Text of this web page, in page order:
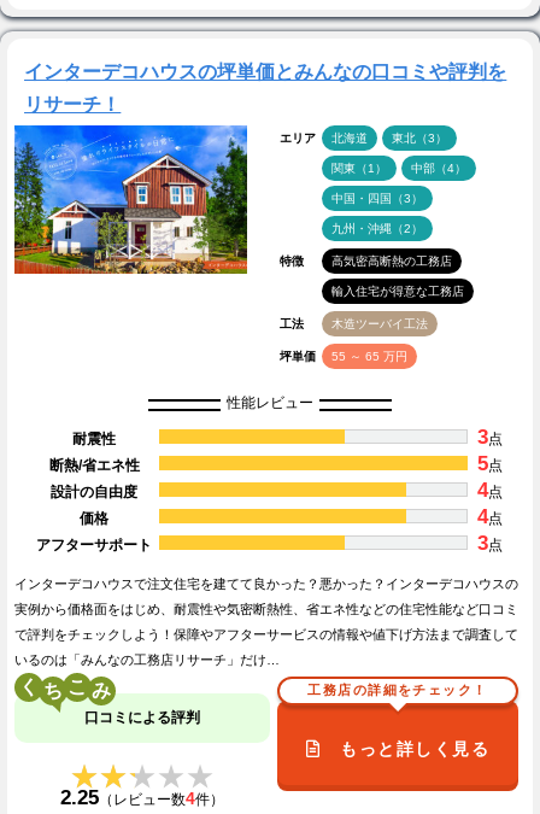
インターデコハウスの坪単価とみんなの口コミや評判を
リサーチ！
エリア 北海道 東北（3）
関東（1） 中部（4）
中国・四国（3）
九州・沖縄（2）
特徴 高気密高断熱の工務店
輸入住宅が得意な工務店
工法 木造ツーバイ工法
坪単価 55 ～ 65 万円
性能レビュー
耐震性 3点
断熱/省エネ性
5点
設計の自由度
4点
価格
4点
アフターサポート
3点
インターデコハウスで注文住宅を建てて良かった？悪かった？インターデコハウスの
実例から価格面をはじめ、耐震性や気密断熱性、省エネ性などの住宅性能など口コミ
で評判をチェックしよう！保障やアフターサービスの情報や値下げ方法まで調査して
いるのは「みんなの工務店リサーチ」だけ…
く こ
口コミによる評判
★★★★★
★★★★★
2.25 （レビュー数4件）
工務店の詳細をチェック！
もっと詳しく見る